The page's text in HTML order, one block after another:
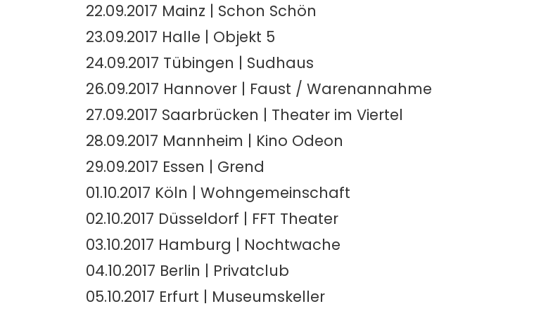
22.09.2017 Mainz | Schon Schön
23.09.2017 Halle | Objekt 5
24.09.2017 Tübingen | Sudhaus
26.09.2017 Hannover | Faust / Warenannahme
27.09.2017 Saarbrücken | Theater im Viertel
28.09.2017 Mannheim | Kino Odeon
29.09.2017 Essen | Grend
01.10.2017 Köln | Wohngemeinschaft
02.10.2017 Düsseldorf | FFT Theater
03.10.2017 Hamburg | Nochtwache
04.10.2017 Berlin | Privatclub
05.10.2017 Erfurt | Museumskeller